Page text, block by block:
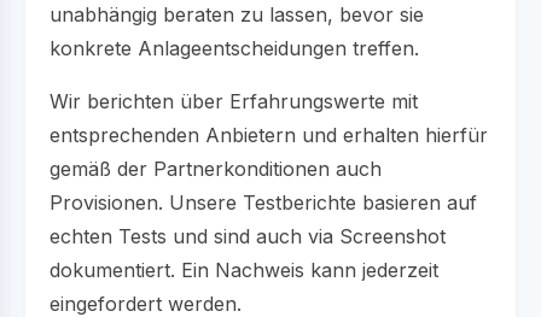
unabhängig beraten zu lassen, bevor sie
konkrete Anlageentscheidungen treffen.
Wir berichten über Erfahrungswerte mit
entsprechenden Anbietern und erhalten hierfür
gemäß der Partnerkonditionen auch
Provisionen. Unsere Testberichte basieren auf
echten Tests und sind auch via Screenshot
dokumentiert. Ein Nachweis kann jederzeit
eingefordert werden.